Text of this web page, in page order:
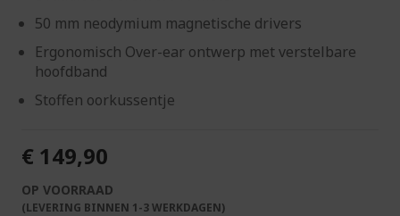
50 mm neodymium magnetische drivers
Ergonomisch Over-ear ontwerp met verstelbare
hoofdband
Stoffen oorkussentje
€ 149,90
OP VOORRAAD
(LEVERING BINNEN 1-3 WERKDAGEN)